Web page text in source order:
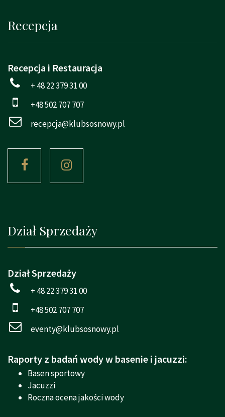
Recepcja
Recepcja i Restauracja
+ 48 22 379 31 00
+48 502 707 707
recepcja@klubsosnowy.pl
Dział Sprzedaży
Dział Sprzedaży
+ 48 22 379 31 00
+48 502 707 707
eventy@klubsosnowy.pl
Raporty z badań wody w basenie i jacuzzi:
Basen sportowy
Jacuzzi
Roczna ocena jakości wody